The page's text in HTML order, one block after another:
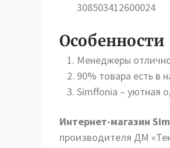
308503412600024
Особенности
Менеджеры
90% товара есть в
Simffonia – уютная
Интернет-магазин
производителя ДМ